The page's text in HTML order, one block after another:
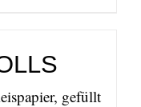
gefüllt